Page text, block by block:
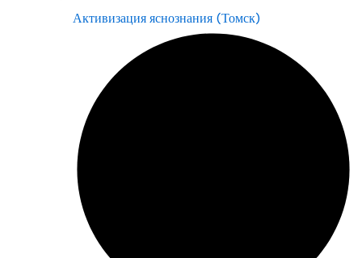
Активизация яснознания (Томск)